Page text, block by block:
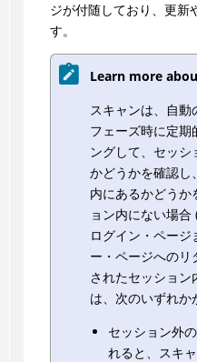
ジが付随しており、更新
す。
Learn more
スキャンは、自動
フェーズ時に定期
ングして、セッ
かどうかを確認し
内にあるかどうか
ョン内にない場合
ログイン・ペー
ー・ページへのリ
されたセッション
は、次のいずれか
セッション外
れると、スキ